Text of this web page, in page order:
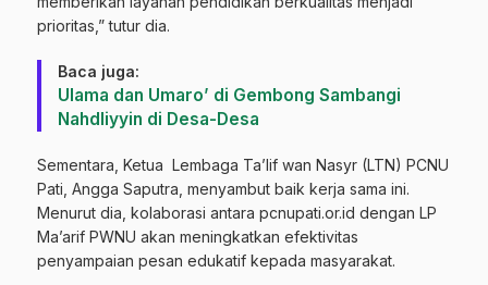
prioritas,” tutur dia.
Baca juga:
Ulama dan Umaro’ di Gembong Sambangi
Nahdliyyin di Desa-Desa
Sementara, Ketua Lembaga Ta’lif wan Nasyr (LTN) PCNU
Pati, Angga Saputra, menyambut baik kerja sama ini.
Menurut dia, kolaborasi antara pcnupati.or.id dengan LP
Ma’arif PWNU akan meningkatkan efektivitas
penyampaian pesan edukatif kepada masyarakat.